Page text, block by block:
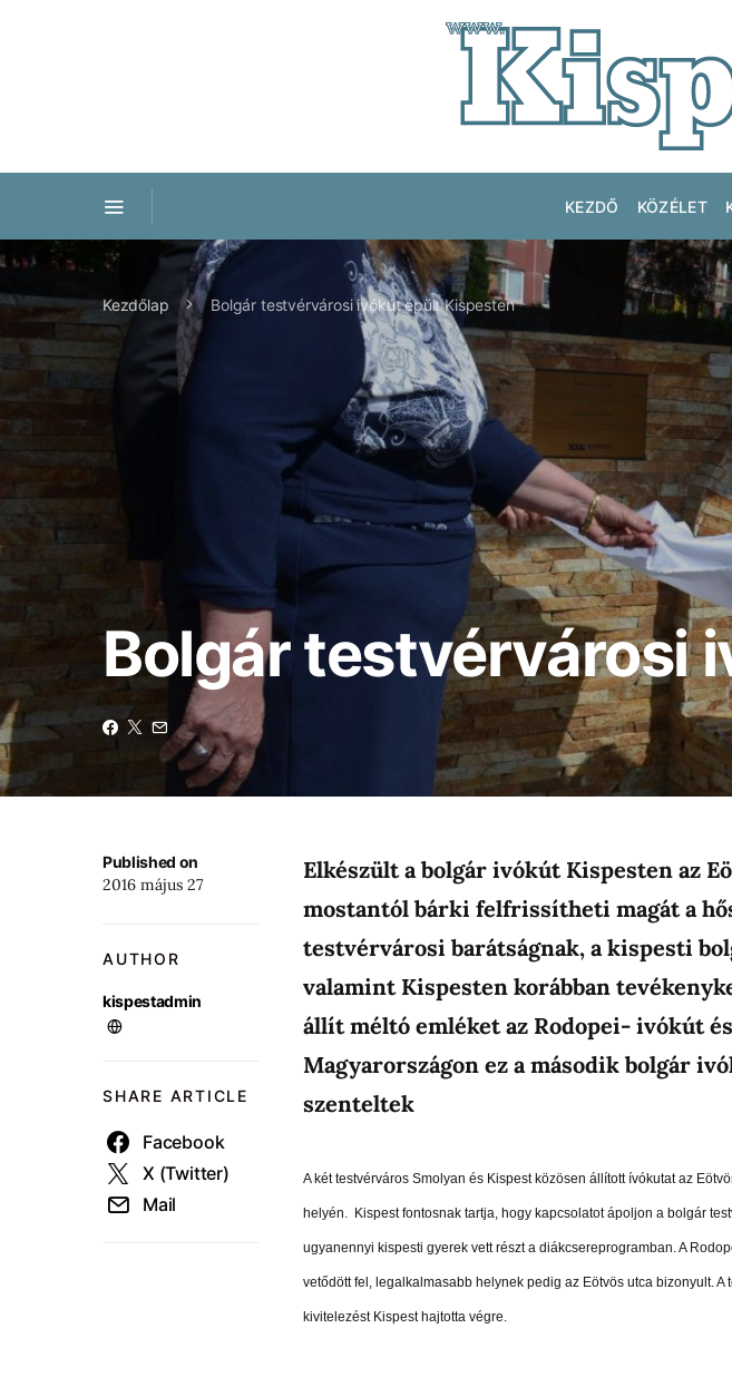
KEZDŐ KÖZÉLET
Kezdőlap Bolgár testvérvárosi ivókút épült Kispesten
Bolgár testvérvárosi
Published on
2016 május 27
AUTHOR
kispestadmin
SHARE ARTICLE
Facebook
X (Twitter)
Mail
Elkészült a bolgár ivókút Kispesten az
mostantól bárki felfrissítheti magát a
testvérvárosi barátságnak, a kispesti
valamint Kispesten korábban
állít méltó emléket az Rodopei- ivókút
Magyarországon ez a második bolgár
szenteltek
A két testvérváros Smolyan és Kispest közösen állított ívókutat az
helyén. Kispest fontosnak tartja, hogy kapcsolatot ápoljon a bolgár
ugyanennyi kispesti gyerek vett részt a diákcsereprogramban. A
vetődött fel, legalkalmasabb helynek pedig az Eötvös utca bizonyult. A
kivitelezést Kispest hajtotta végre.